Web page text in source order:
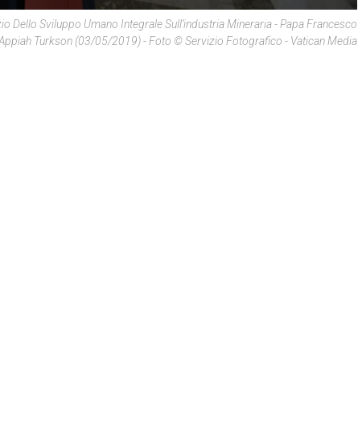
Dello Sviluppo Umano Integrale Sull’industria Mineraria - Papa Francesco
Turkson (03/05/2019) - Foto © Servizio Fotografico - Vatican Media